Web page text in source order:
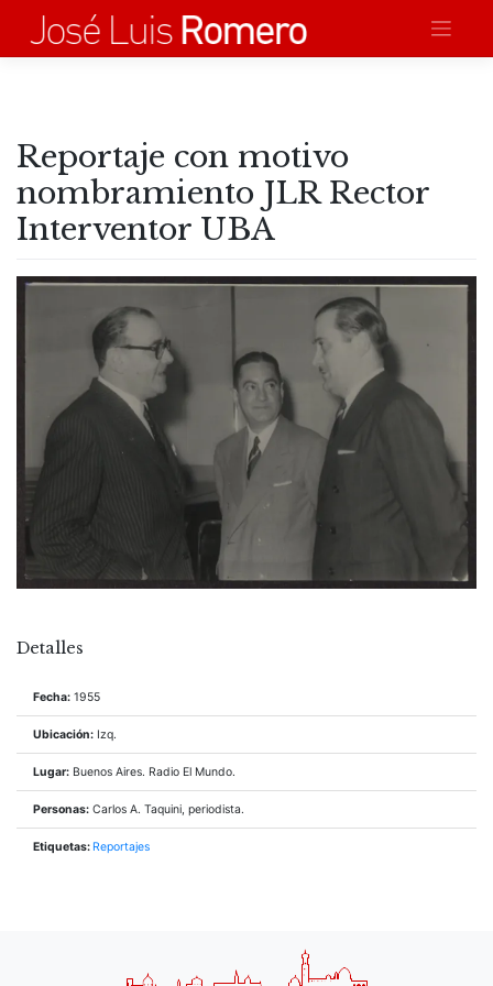
contenido
Reportaje con motivo
nombramiento JLR Rector
Interventor UBA
Detalles
Fecha: 1955
Ubicación: Izq.
Lugar: Buenos Aires. Radio El Mundo.
Personas: Carlos A. Taquini, periodista.
Etiquetas: Reportajes